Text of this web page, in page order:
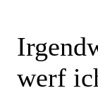
werf